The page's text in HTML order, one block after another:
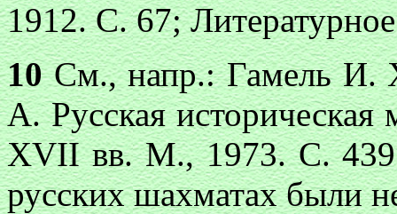
1912. С. 67;
10См., напр.: Гамель И.
А. Русская
XVII вв. М., 1973. С. 439.
русских шахматах были